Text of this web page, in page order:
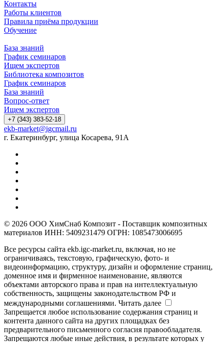
Контакты
Работы клиентов
Правила приёма продукции
Обучение
База знаний
График семинаров
Ищем экспертов
Библиотека композитов
График семинаров
База знаний
Вопрос-ответ
Ищем экспертов
+7 (343) 383-52-18
ekb-market@igcmail.ru
г. Екатеринбург, улица Косарева, 91А
© 2026 ООО ХимСнаб Композит - Поставщик композитных
материалов ИНН: 5409231479 ОГРН: 1085473006695
Все ресурсы сайта ekb.igc-market.ru, включая, но не
ограничиваясь, текстовую, графическую, фото- и
видеоинформацию, структуру, дизайн и оформление страниц,
доменное имя и фирменное наименование, являются
объектами авторского права и прав на интеллектуальную
собственность, защищены законодательством РФ и
международными соглашениями. Читать далее
Запрещается любое использование содержания страниц и
контента данного сайта на других площадках без
предварительного письменного согласия правообладателя.
Запрещаются любые иные действия, в результате которых у